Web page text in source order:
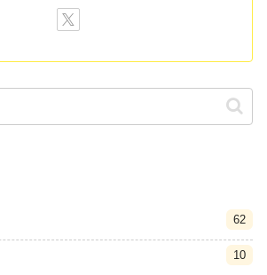
62
10